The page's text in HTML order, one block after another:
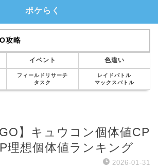
ポケらく
攻略
イベント 色違い
フィールドリサーチ
タスク
レイドバトル
マックスバトル
】キュウコン個体値CP
理想個体値ランキング
2026-01-31